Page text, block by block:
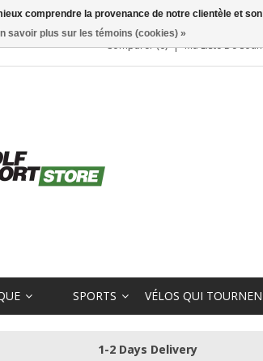
Comparer (0) Ma Liste De
SPORTS VÉLOS QUI
1-2 Days Delivery
comprendre la provenance de notre clientèle et
savoir plus sur les témoins (cookies) »